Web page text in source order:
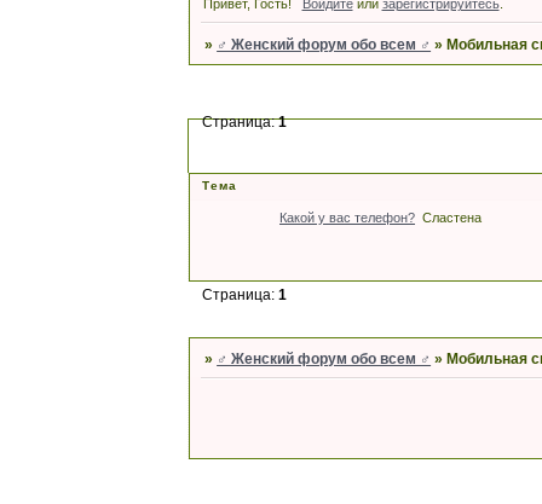
Привет, Гость! Войдитеили зарегистрируйтесь.
» ♂ Женский форум обо всем ♂ »Мобильная
Страница:1
Тема
Какой у вас телефон? Сластена
Страница:1
» ♂ Женский форум обо всем ♂ » Мобильная